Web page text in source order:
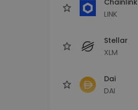
LINK
Stellar
XLM
Dai
DAI